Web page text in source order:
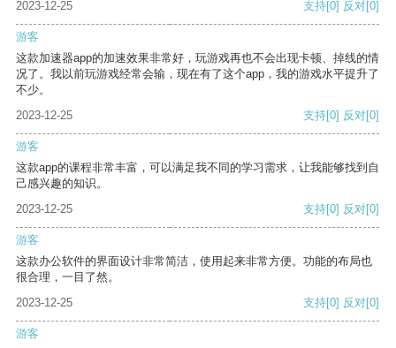
2023-12-25 支持[0] 反对[0]
游客
这款加速器app的加速效果非常好，玩游戏再也不会出现卡顿、掉线的情
况了。我以前玩游戏经常会输，现在有了这个app，我的游戏水平提升了
不少。
2023-12-25
支持[0] 反对[0]
游客
这款app的课程非常丰富，可以满足我不同的学习需求，让我能够找到自
己感兴趣的知识。
2023-12-25
支持[0] 反对[0]
游客
这款办公软件的界面设计非常简洁，使用起来非常方便。功能的布局也
很合理，一目了然。
2023-12-25
支持[0] 反对[0]
游客